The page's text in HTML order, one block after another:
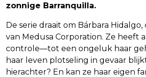
zonnige Barranquilla.
De serie draait om Bárbara Hidalgo,
van Medusa Corporation. Ze heeft
controle—tot een ongeluk haar
haar leven plotseling in gevaar
hierachter? En kan ze haar eigen